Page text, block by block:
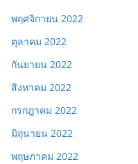
พฤศจิกายน 2022
ตุลาคม 2022
กันยายน 2022
สิงหาคม 2022
กรกฎาคม 2022
มิถุนายน 2022
พฤษภาคม 2022